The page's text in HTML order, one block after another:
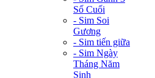
Số Cuối
- Sim Soi
Gương
- Sim tiến giữa
- Sim Ngày
Tháng Năm
Sinh